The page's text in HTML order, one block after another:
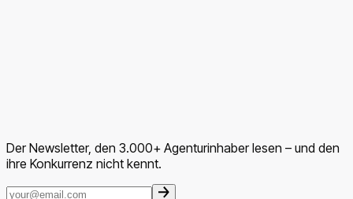
Der Newsletter, den 3.000+ Agenturinhaber lesen – und den
ihre Konkurrenz nicht kennt.